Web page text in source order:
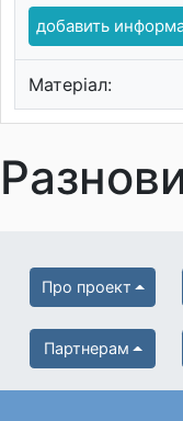
добавить
Матеріал:
Про проект
Партнерам